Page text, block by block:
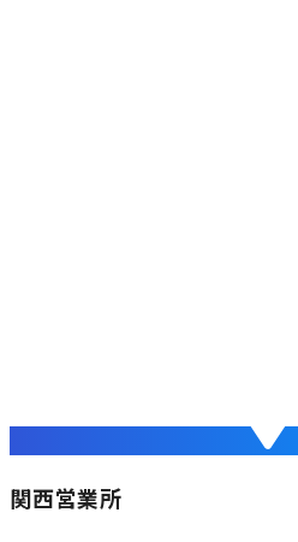
関西営業所